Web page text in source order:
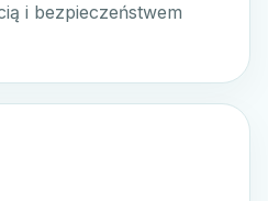
i bezpieczeństwem